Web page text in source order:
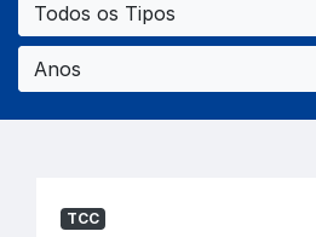
Todos os Tipos
Anos
TCC